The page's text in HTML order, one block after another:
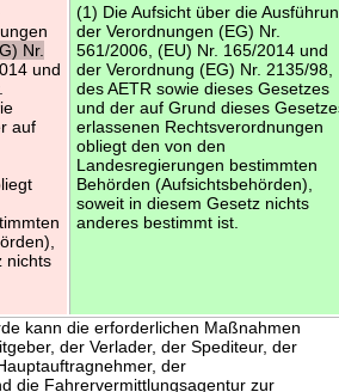
Nr.
und
auf
nichts
(1) Die Aufsicht über die
der Verordnungen (EG) Nr.
561/2006, (EU) Nr. 165/2014 und
der Verordnung (EG) Nr. 2135/98,
des AETR sowie dieses Gesetzes
und der auf Grund dieses
erlassenen Rechtsverordnungen
obliegt den von den
Landesregierungen bestimmten
Behörden (Aufsichtsbehörden),
soweit in diesem Gesetz nichts
anderes bestimmt ist.
kann die erforderlichen Maßnahmen
der Verlader, der Spediteur, der
der
die Fahrervermittlungsagentur zur